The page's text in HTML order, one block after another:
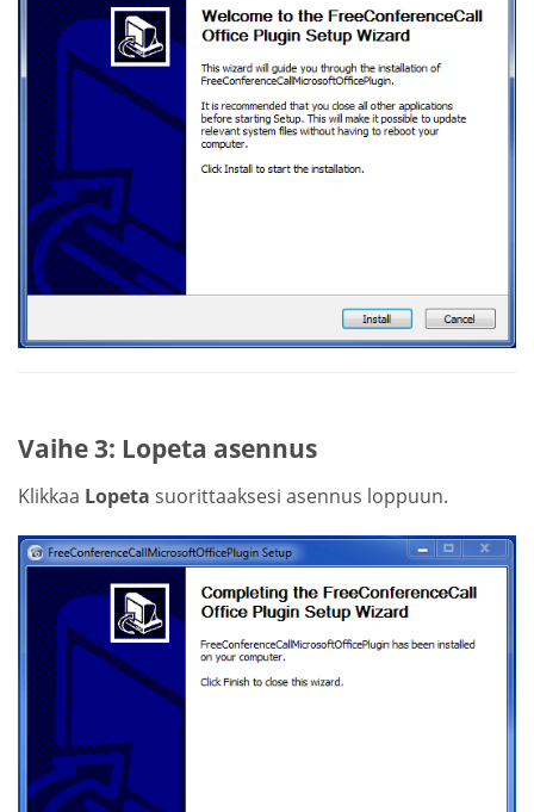
Vaihe 3: Lopeta asennus
Klikkaa Lopeta suorittaaksesi asennus loppuun.